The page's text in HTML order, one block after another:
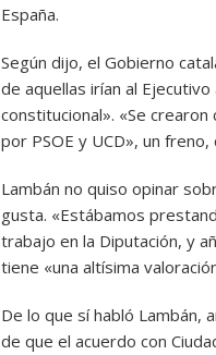
España.
Según dijo, el Gobierno
de aquellas irían al
constitucional». «Se
por PSOE y UCD», un
Lambán no quiso opinar
gusta. «Estábamos
trabajo en la Diputación, y
tiene «una altísima
De lo que sí habló Lambán,
de que el acuerdo con